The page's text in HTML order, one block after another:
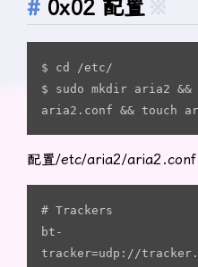
0x02 配置
$ cd /etc/
$ sudo mkdir aria2
aria2.conf && touch
配置/etc/aria2/aria2.conf
# Trackers
bt-
tracker=udp://